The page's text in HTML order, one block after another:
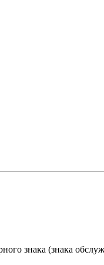
знака (знака